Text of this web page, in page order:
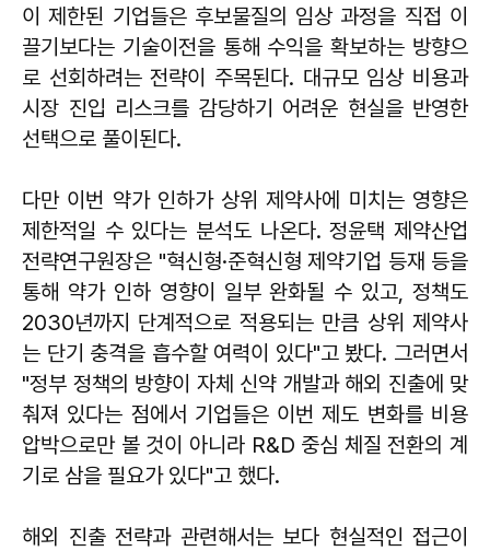
이 제한된 기업들은 후보물질의 임상 과정을 직접 이
끌기보다는 기술이전을 통해 수익을 확보하는 방향으
로 선회하려는 전략이 주목된다. 대규모 임상 비용과
시장 진입 리스크를 감당하기 어려운 현실을 반영한
선택으로 풀이된다.
다만 이번 약가 인하가 상위 제약사에 미치는 영향은
제한적일 수 있다는 분석도 나온다. 정윤택 제약산업
전략연구원장은 "혁신형·준혁신형 제약기업 등재 등을
통해 약가 인하 영향이 일부 완화될 수 있고, 정책도
2030년까지 단계적으로 적용되는 만큼 상위 제약사
는 단기 충격을 흡수할 여력이 있다"고 봤다. 그러면서
"정부 정책의 방향이 자체 신약 개발과 해외 진출에 맞
춰져 있다는 점에서 기업들은 이번 제도 변화를 비용
압박으로만 볼 것이 아니라 R&D 중심 체질 전환의 계
기로 삼을 필요가 있다"고 했다.
해외 진출 전략과 관련해서는 보다 현실적인 접근이